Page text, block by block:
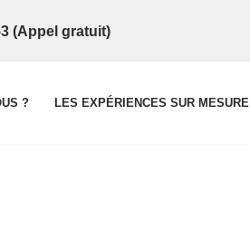
(Appel gratuit)
? LES EXPÉRIENCES SUR MESURE